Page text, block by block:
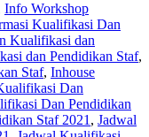
Info Workshop
Kualifikasi Dan
Kualifikasi dan
dan Pendidikan Staf,
Staf, Inhouse
Dan
Dan Pendidikan
Staf 2021 , Jadwal